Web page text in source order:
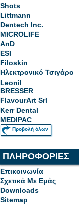
Shots
Littmann
Dentech Inc.
MICROLIFE
AnD
ESI
Filoskin
Ηλεκτρονικό Τσιγάρο
Leonil
BRESSER
FlavourArt Srl
Kerr Dental
MEDIPAC
Προβολή όλων
ΠΛΗΡΟΦΟΡΙΕΣ
Επικοινωνία
Σχετικά Με Εμάς
Downloads
Sitemap